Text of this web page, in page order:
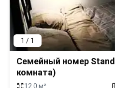
1 / 1
Семейный номер
комната)
12.0 м²